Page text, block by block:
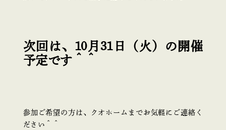
次回は、10月31日（火）の開催
予定です＾＾
参加ご希望の方は、クオホームまでお気軽にご連絡く
ださい＾＾